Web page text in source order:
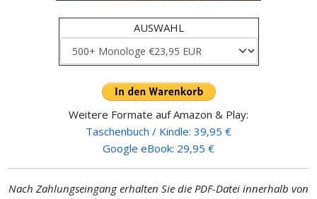
AUSWAHL
Weitere Formate auf Amazon & Play:
Taschenbuch / Kindle: 39,95 €
Google eBook: 29,95 €
Nach Zahlungseingang erhalten Sie die PDF-Datei innerhalb von